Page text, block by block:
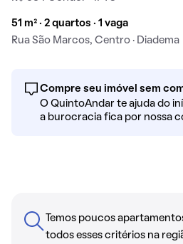
51 m² · 2 quartos · 1 vaga
Rua São Marcos, Centro · Diadema
Compre seu imóvel sem
O QuintoAndar te ajuda do
a burocracia fica por nossa
Temos poucos
todos esses critérios na